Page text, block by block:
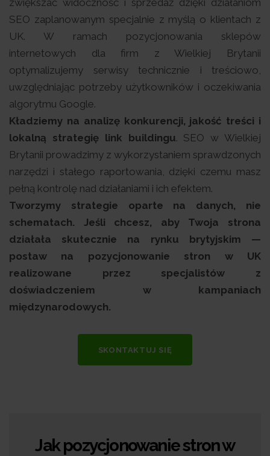
zwiększać widoczność i sprzedaż dzięki działaniom
SEO zaplanowanym specjalnie z myślą o klientach z
UK. W ramach pozycjonowania sklepów
internetowych dla firm z Wielkiej Brytanii
optymalizujemy serwisy technicznie i treściowo,
uwzględniając potrzeby użytkowników i oczekiwania
algorytmu Google.
Kładziemy na analizę konkurencji, jakość treści i
lokalną strategię link buildingu. SEO w Wielkiej
Brytanii prowadzimy z wykorzystaniem sprawdzonych
narzędzi i stałego raportowania, dzięki czemu masz
pełną kontrolę nad działaniami i ich efektem.
Tworzymy strategie oparte na danych, nie
schematach. Jeśli chcesz, aby Twoja strona
działała skutecznie na rynku brytyjskim —
postaw na pozycjonowanie stron w UK
realizowane przez specjalistów z
doświadczeniem w kampaniach
międzynarodowych.
SKONTAKTUJ SIĘ
Jak pozycjonowanie stron w